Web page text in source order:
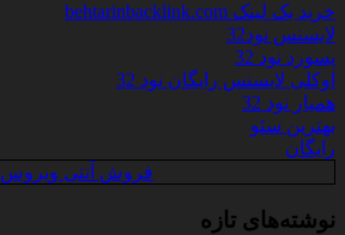
خرید بک لینک behtarinbacklink.com
لایسنس نود32
پسورد نود 32
اوکلی لایسنس رایگان نود 32
همیار نود 32
بهترین سئو
رایگان
فروش آنتی ویروس
نوشته‌های تازه